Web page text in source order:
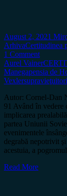
August 2, 2021
ArhivaCertitudinea
1 Comment
Aurel Vainer
Manegapensia de
Vexler
Autor: Cornel-Dan
91 Având în vedere
implicarea
partea Uniunii
evenimentele
degrabă nepotrivit
acestuia, a
Read More